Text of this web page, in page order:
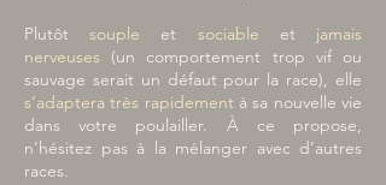
Plutôtsouple et sociable et jamais
nerveuses (un comportement trop vif ou
sauvage serait un défaut pour la race), elle
s’adaptera très rapidement à sa nouvelle vie
dans votre poulailler. À ce propose,
n’hésitez pas à la mélanger avec d’autres
races.